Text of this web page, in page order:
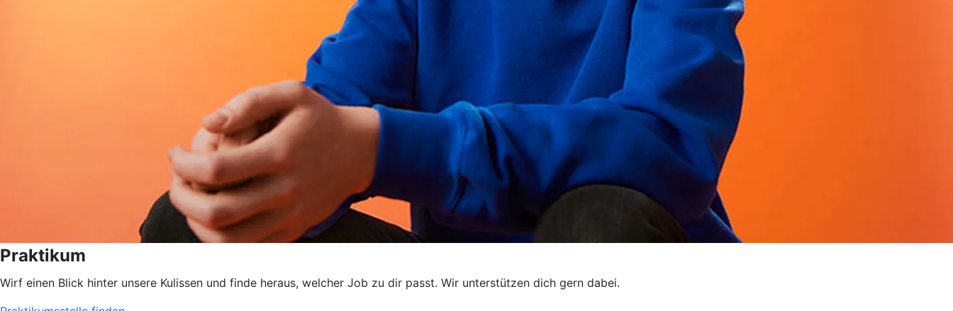
Praktikum
Wirf einen Blick hinter unsere Kulissen und finde heraus, welcher Job zu dir passt. Wir unterstützen dich gern dabei.